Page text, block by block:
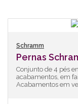
Schramm
Pernas
Conjunto de 4 pés
acabamentos, em
Acabamentos em